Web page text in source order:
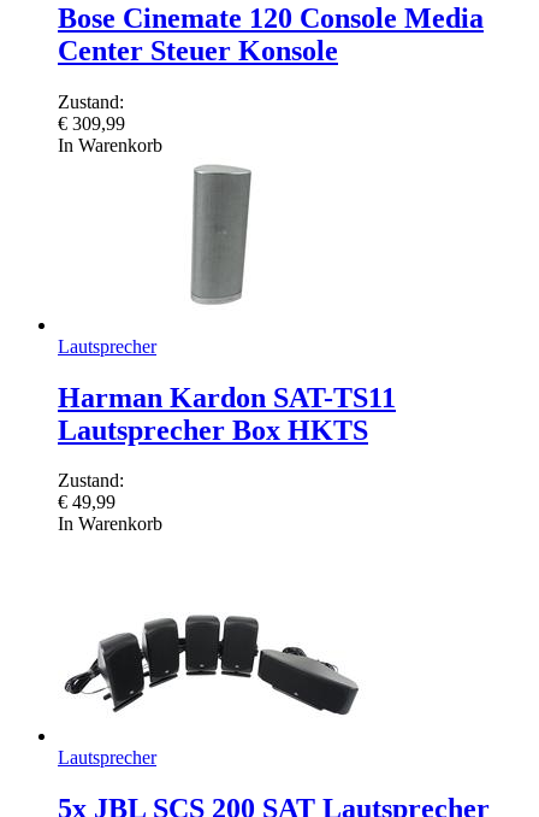
Bose Cinemate 120 Console Media
Center Steuer Konsole
Zustand:
€ 309,99
In Warenkorb
Lautsprecher
Harman Kardon SAT-TS11
Lautsprecher Box HKTS
Zustand:
€ 49,99
In Warenkorb
Lautsprecher
5x JBL SCS 200 SAT Lautsprecher